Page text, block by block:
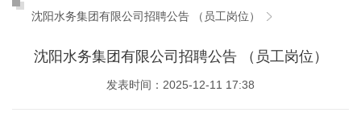
沈阳水务集团有限公司招聘公告 （员工岗位）
沈阳水务集团有限公司招聘公告 （员工岗位）
发表时间：2025-12-11 17:38